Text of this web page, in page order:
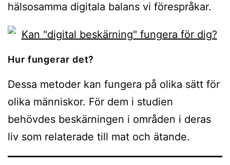
hälsosamma digitala balans vi förespråkar.
Hur fungerar det?
Dessa metoder kan fungera på olika sätt för
olika människor. För dem i studien
behövdes beskärningen i områden i deras
liv som relaterade till mat och ätande.